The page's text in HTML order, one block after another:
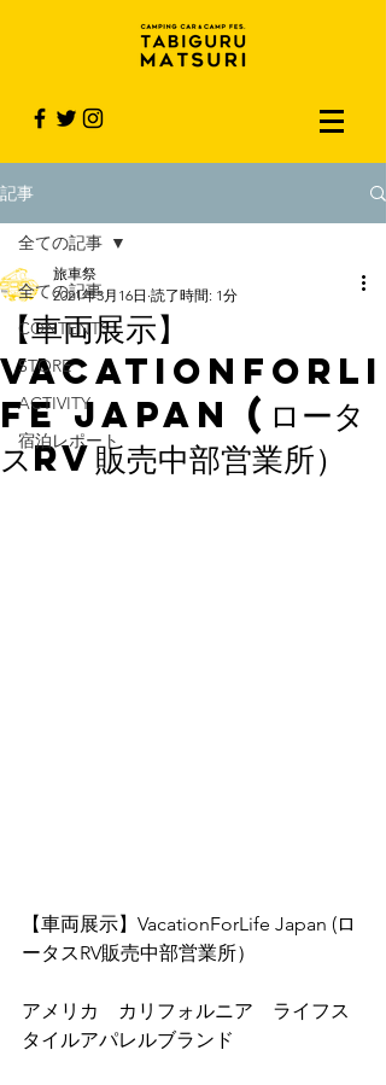
記事
全ての記事
CONTENTS
STORE
ACTIVITY
宿泊レポート
全ての記事
【車両展示】
VacationForLi
fe Japan (ロータ
スRV販売中部営業所）
旅車祭
2021年3月16日 読了時間: 1分
【車両展示】VacationForLife Japan (ロ
ータスRV販売中部営業所）
アメリカ　カリフォルニア　ライフス
タイルアパレルブランド